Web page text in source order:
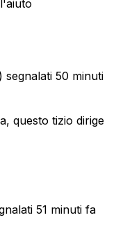
segnalati 50 minuti
questo tizio dirige
51 minuti fa